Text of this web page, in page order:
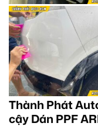
Thành Phát
cậy Dán PPF